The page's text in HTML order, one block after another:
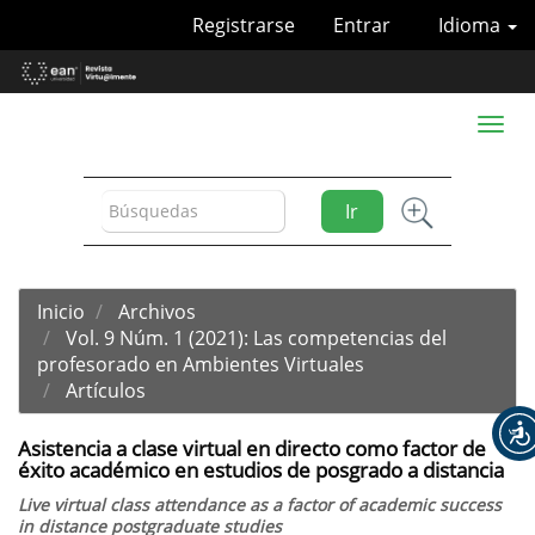
Contenido
principal
Idioma
Registrarse Entrar
Ir
Toggle
Inicio
Archivos
Vol. 9 Núm. 1 (2021): Las competencias del
profesorado en Ambientes Virtuales
Artículos
Asistencia a clase virtual en directo como factor de
éxito académico en estudios de posgrado a distancia
Live virtual class attendance as a factor of academic success
in distance postgraduate studies